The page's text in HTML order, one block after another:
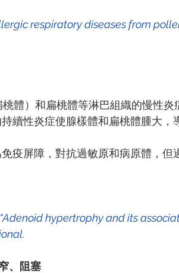
體）和扁桃體等淋巴組織的慢性炎
持續性炎症使腺樣體和扁桃體腫大，
免疫屏障，對抗過敏原和病原體，
“Adenoid hypertrophy and its
、阻塞